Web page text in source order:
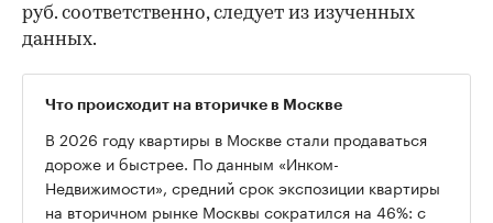
руб. соответственно, следует из изученных
данных.
Что происходит на вторичке в Москве
В 2026 году квартиры в Москве стали продаваться
дороже и быстрее. По данным «Инком-
Недвижимости», средний срок экспозиции квартиры
на вторичном рынке Москвы сократился на 46%: с